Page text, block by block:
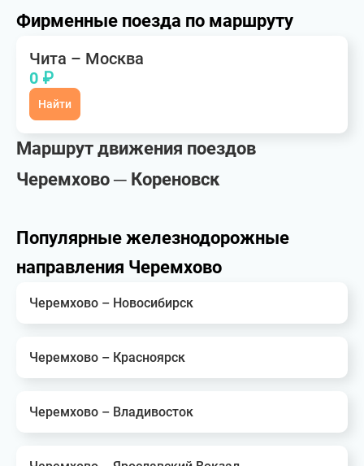
Фирменные поезда по маршруту
Чита – Москва
0 ₽
Найти
Маршрут движения поездов
Черемхово ─ Кореновск
Популярные железнодорожные
направления Черемхово
Черемхово – Новосибирск
Черемхово – Красноярск
Черемхово – Владивосток